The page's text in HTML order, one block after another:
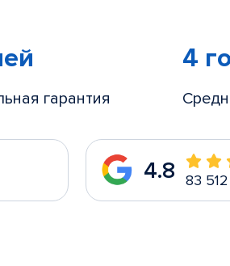
гарантия
4
4.8 83